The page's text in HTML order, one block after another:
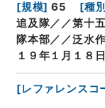
[規模] 65 [種別
追及隊／／第十
隊本部／／泛水
１９年１月１８
[レファレンスコ